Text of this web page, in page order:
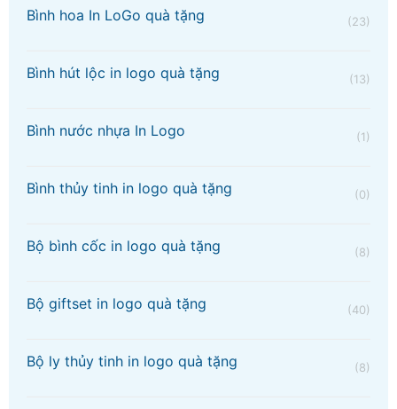
Bình hoa In LoGo quà tặng (23)
Bình hút lộc in logo quà tặng (13)
Bình nước nhựa In Logo (1)
Bình thủy tinh in logo quà tặng (0)
Bộ bình cốc in logo quà tặng (8)
Bộ giftset in logo quà tặng (40)
Bộ ly thủy tinh in logo quà tặng (8)